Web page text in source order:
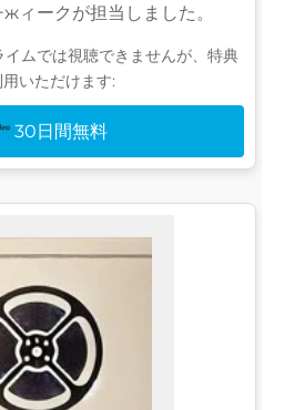
ィークが担当しました。
ムでは視聴できませんが、特典
いただけます:
30日間無料